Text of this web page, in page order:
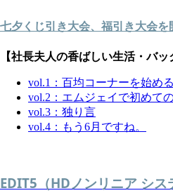
七夕くじ引き大会、福引き大会
【社長夫人の香ばしい生活・バッ
vol.1：百均コーナーを始め
vol.2：エムジェイで初めて
vol.3：独り言
vol.4：もう6月ですね。
EDIT5（HDノンリニア シス